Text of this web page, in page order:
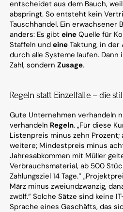
entscheidet aus dem Bauch,
abspringt. So entsteht kein
Tauschhandel. Ein erwachsener
anders: Es gibt eine Quelle für
Staffeln und eine Taktung, in
durch alle Systeme laufen.
Zahl, sondern Zusage.
Regeln statt Einzelfälle – die
Gute Unternehmen verhandeln
verhandeln Regeln. „Für diese
Listenpreis minus zehn Prozent;
weitere; Mindestpreis minus
Jahresabkommen mit Müller
Verbrauchsmaterial, ab 500
Zahlungsziel 14 Tage.“
März minus zweiundzwanzig,
zwölf.“ Solche Sätze sind keine
Sprache eines Geschäfts, das